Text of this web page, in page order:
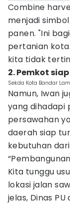
Combine
menjadi
panen. "Ini
pertanian
kita tidak
2. Pemkot
Sekda Kota Bandar
Namun, Iwan
yang dihadapi
persawahan
daerah siap
kebutuhan
Kita tunggu
lokasi jalan
jelas, Dinas